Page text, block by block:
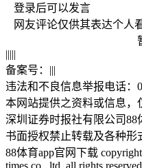
登录后可以发言
网友评论仅供其表达个人
|||||
备案号： |||
违法和不良信息举报电话：
本网站提供之资料或信息
深圳证券时报社有限公司88
书面授权禁止转载及各种形
88体育app官网下载
times co., ltd. all rights reserved